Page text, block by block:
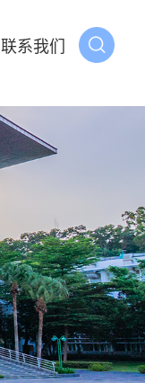
联系我们